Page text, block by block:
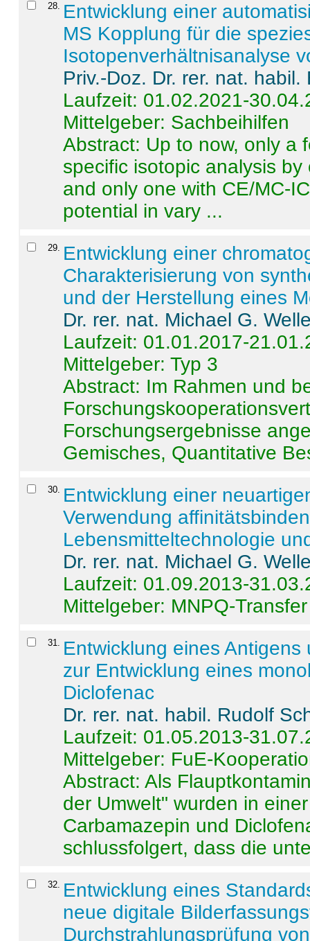
28. Entwicklung einer
MS Kopplung für die
Isotopenverhältnisanalyse
Priv.-Doz. Dr. rer. nat.
Laufzeit: 01.02.2021-
Mittelgeber: Sachbeihilfen
Abstract: Up to now, only a
specific isotopic analysis
and only one with CE/MC-
potential in vary ...
29. Entwicklung einer
Charakterisierung von
und der Herstellung eines
Dr. rer. nat. Michael G.
Laufzeit: 01.01.2017-
Mittelgeber: Typ 3
Abstract: Im Rahmen und
Forschungsergebnisse
Gemisches, Quantitative
30. Entwicklung einer
Verwendung
Lebensmitteltechnologie
Dr. rer. nat. Michael G.
Laufzeit: 01.09.2013-
Mittelgeber: MNPQ-Transfer
31. Entwicklung eines
zur Entwicklung eines
Diclofenac
Dr. rer. nat. habil. Rudolf
Laufzeit: 01.05.2013-
Mittelgeber: FuE-
Abstract:Als
der Umwelt" wurden in
Carbamazepin und
schlussfolgert, dass die
32. Entwicklung eines
neue digitale
Durchstrahlungsprüfung